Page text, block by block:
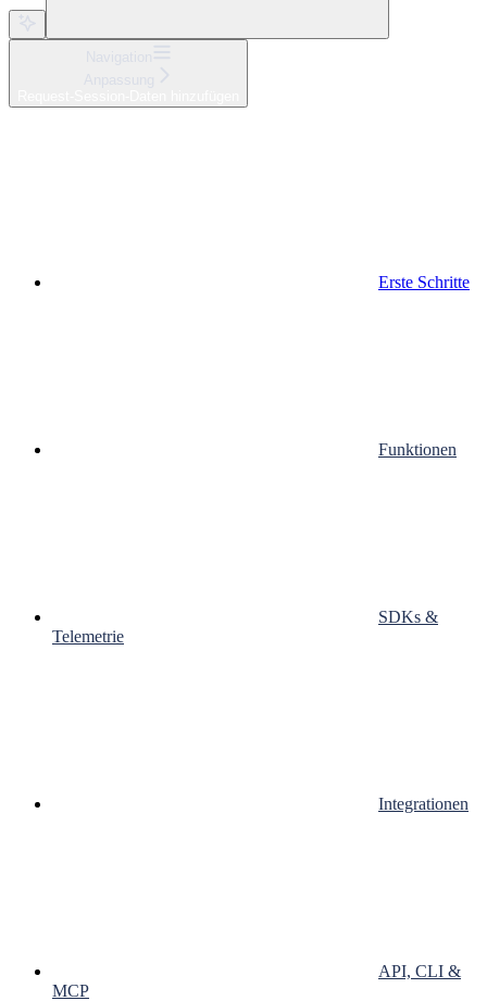
Erste Schritte
Funktionen
SDKs &
Telemetrie
Integrationen
API, CLI &
MCP